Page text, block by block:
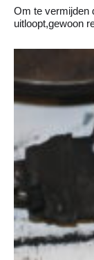
Om te vermijden
uitloopt,gewoon